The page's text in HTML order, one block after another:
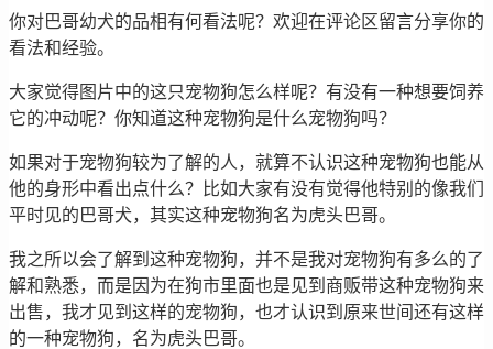
你对巴哥幼犬的品相有何看法呢？欢迎在评论区留言分享你的
看法和经验。
大家觉得图片中的这只宠物狗怎么样呢？有没有一种想要饲养
它的冲动呢？你知道这种宠物狗是什么宠物狗吗？
如果对于宠物狗较为了解的人，就算不认识这种宠物狗也能从
他的身形中看出点什么？比如大家有没有觉得他特别的像我们
平时见的巴哥犬，其实这种宠物狗名为虎头巴哥。
我之所以会了解到这种宠物狗，并不是我对宠物狗有多么的了
解和熟悉，而是因为在狗市里面也是见到商贩带这种宠物狗来
出售，我才见到这样的宠物狗，也才认识到原来世间还有这样
的一种宠物狗，名为虎头巴哥。